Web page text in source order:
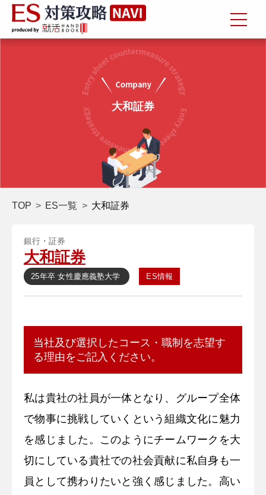
大和証券
TOP ES一覧 大和証券
銀行・証券
大和証券
25年卒 女性慶應義塾大学 ES情報
当社及び選択したコース・職制を志望す
る理由をご記入ください。
私は貴社の社員が一体となり、グループ全体
で物事に挑戦していくという組織文化に魅力
を感じました。このようにチームワークを大
切にしている貴社での社会貢献に私自身も一
員として携わりたいと強く感じました。高い